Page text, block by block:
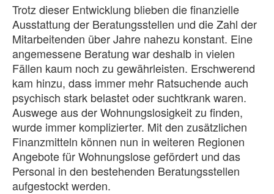
Trotz dieser Entwicklung blieben die finanzielle
Ausstattung der Beratungsstellen und die Zahl der
Mitarbeitenden über Jahre nahezu konstant. Eine
angemessene Beratung war deshalb in vielen
Fällen kaum noch zu gewährleisten. Erschwerend
kam hinzu, dass immer mehr Ratsuchende auch
psychisch stark belastet oder suchtkrank waren.
Auswege aus der Wohnungslosigkeit zu finden,
wurde immer komplizierter. Mit den zusätzlichen
Finanzmitteln können nun in weiteren Regionen
Angebote für Wohnungslose gefördert und das
Personal in den bestehenden Beratungsstellen
aufgestockt werden.